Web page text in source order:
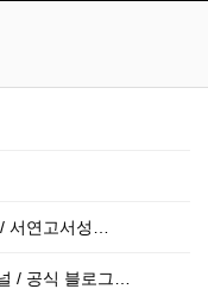
서연고서성…
/ 공식 블로그…